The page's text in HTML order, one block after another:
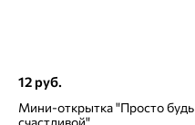
12 руб.
Мини-открытка "Просто будь
счастливой"